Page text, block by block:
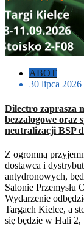
ABOT
30 lipca 2026
Dilectro zaprasza
bezzałogowe
neutralizacji BSP
Z ogromną
dostawca i
antydronowych,
Salonie Przemysłu
Wydarzenie
Targach Kielce, a
się będzie w Hali